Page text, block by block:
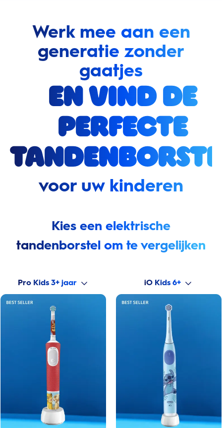
Werk mee aan een
generatie zonder
gaatjes
en vind de
perfecte
voor uw kinderen
Kies een elektrische
tandenborstel om te vergelijken
Pro Kids 3+ jaar iO Kids 6+